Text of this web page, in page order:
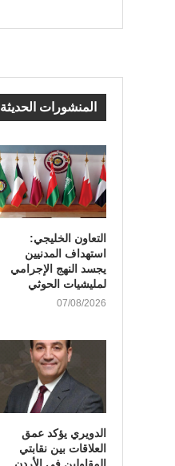
المنشورات الحديثة
التعاون الخليجي:
استهداف المدنيين
يجسد النهج الإجرامي
لمليشيات الحوثي
07/08/2026
الدويري يؤكد عمق
العلاقات بين نقابتي